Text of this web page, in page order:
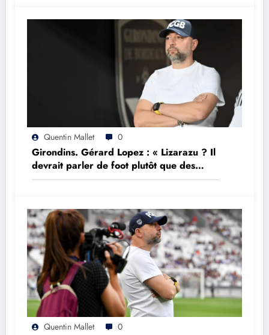
Quentin Mallet 0
Girondins. Gérard Lopez : « Lizarazu ? Il
devrait parler de foot plutôt que des
choses qu’il ne comprend pas »
Quentin Mallet 0